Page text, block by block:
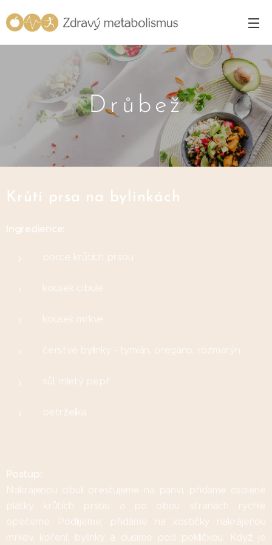
Drůbež
Krůtí prsa na bylinkách
Ingredience:
porce krůtích prsou
kousek cibule
kousek mrkve
čerstvé bylinky - tymián, oregano, rozmarýn
sůl, mletý pepř
petrželka
Postup:
Nakrájenou cibuli orestujeme na pánvi, přidáme osolené
plátky krůtích prsou a po obou stranách rychle
opečeme. Podlijeme, přidáme na kostičky nakrájenou
mrkev, koření, bylinky a dusíme pod pokličkou. Když je